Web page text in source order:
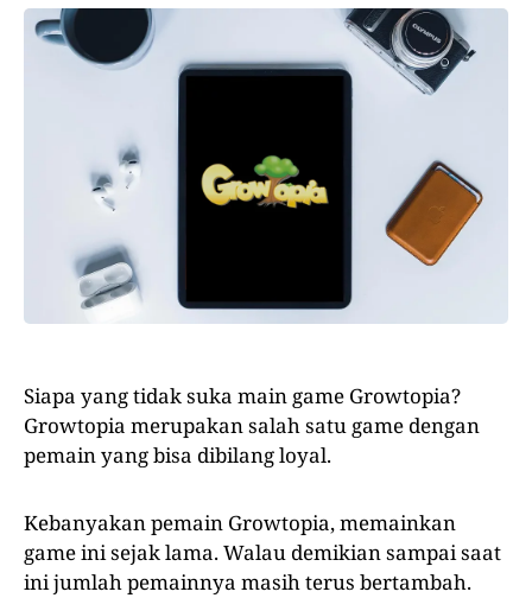
Siapa yang tidak suka main game Growtopia?
Growtopia merupakan salah satu game dengan
pemain yang bisa dibilang loyal.
Kebanyakan pemain Growtopia, memainkan
game ini sejak lama. Walau demikian sampai saat
ini jumlah pemainnya masih terus bertambah.